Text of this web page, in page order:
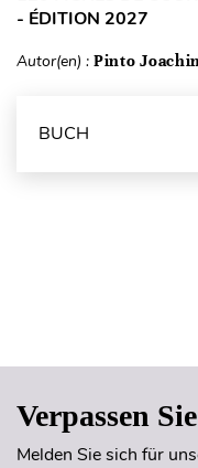
- ÉDITION 2027
Autor(en) : Pinto
BUCH
Verpassen
Melden Sie sich für